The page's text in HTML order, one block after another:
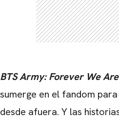
BTS Army: Forever We
sumerge en el fandom
desde afuera. Y las